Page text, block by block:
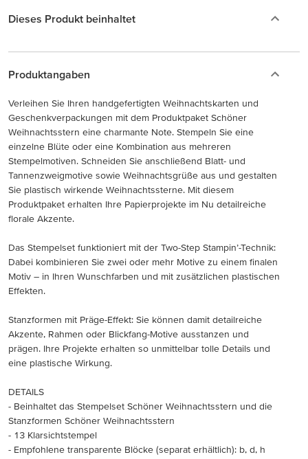
Dieses Produkt beinhaltet
Produktangaben
Verleihen Sie Ihren handgefertigten Weihnachtskarten und
Geschenkverpackungen mit dem Produktpaket Schöner
Weihnachtsstern eine charmante Note. Stempeln Sie eine
einzelne Blüte oder eine Kombination aus mehreren
Stempelmotiven. Schneiden Sie anschließend Blatt- und
Tannenzweigmotive sowie Weihnachtsgrüße aus und gestalten
Sie plastisch wirkende Weihnachtssterne. Mit diesem
Produktpaket erhalten Ihre Papierprojekte im Nu detailreiche
florale Akzente.
Das Stempelset funktioniert mit der Two-Step Stampin’-Technik:
Dabei kombinieren Sie zwei oder mehr Motive zu einem finalen
Motiv – in Ihren Wunschfarben und mit zusätzlichen plastischen
Effekten.
Stanzformen mit Präge-Effekt: Sie können damit detailreiche
Akzente, Rahmen oder Blickfang-Motive ausstanzen und
prägen. Ihre Projekte erhalten so unmittelbar tolle Details und
eine plastische Wirkung.
DETAILS
- Beinhaltet das Stempelset Schöner Weihnachtsstern und die
Stanzformen Schöner Weihnachtsstern
- 13 Klarsichtstempel
- Empfohlene transparente Blöcke (separat erhältlich): b, d, h